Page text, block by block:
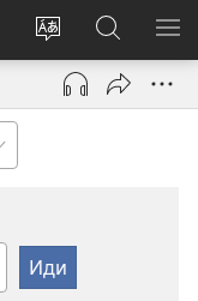
Промени
језик
сајта
Пријава
(отвара
прозор)
Претрага
сајта
JW.ORG